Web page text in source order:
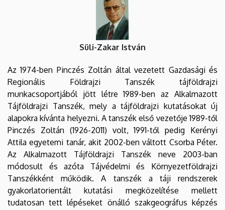
Süli-Zakar István
Az 1974-ben Pinczés Zoltán által vezetett Gazdasági és
Regionális Földrajzi Tanszék tájföldrajzi
munkacsoportjából jött létre 1989-ben az Alkalmazott
Tájföldrajzi Tanszék, mely a tájföldrajzi kutatásokat új
alapokra kívánta helyezni. A tanszék első vezetője 1989-től
Pinczés Zoltán (1926-2011) volt, 1991-től pedig Kerényi
Attila egyetemi tanár, akit 2002-ben váltott Csorba Péter.
Az Alkalmazott Tájföldrajzi Tanszék neve 2003-ban
módosult és azóta Tájvédelmi és Környezetföldrajzi
Tanszékként működik. A tanszék a táji rendszerek
gyakorlatorientált kutatási megközelítése mellett
tudatosan tett lépéseket önálló szakgeográfus képzés